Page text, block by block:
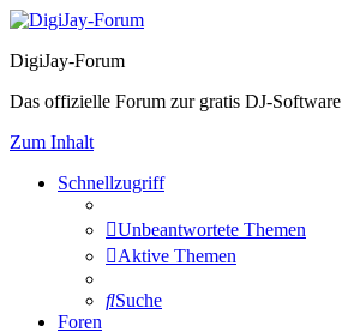
DigiJay-Forum
Das offizielle Forum zur gratis DJ-Software
Zum Inhalt
Schnellzugriff
Unbeantwortete Themen
Aktive Themen
Suche
Foren